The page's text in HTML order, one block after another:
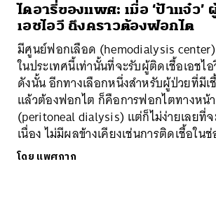
ไดอารี่ของแพศ: เมื่อ ‘ป้าแจ๋ว’
เอชไอวี ถึงคราวต้องฟอกไต
มีศูนย์ฟอกเลือด (hemodialysis
ในประเทศนี้เท่านั้นที่จะรับผู้ติดเชื้อเอชไ
ดังนั้น อีกทางเลือกหนึ่งสำหรับผู้ป่วยที่มีเ
แล้วต้องฟอกไต ก็คือการฟอกไตทางหน้
(peritoneal dialysis) แต่ก็ไม่ง่ายเลยที่
เนื่อง ไม่มีผลข้างเคียงเช่นการติดเชื้อใน
โดย แพศกาก